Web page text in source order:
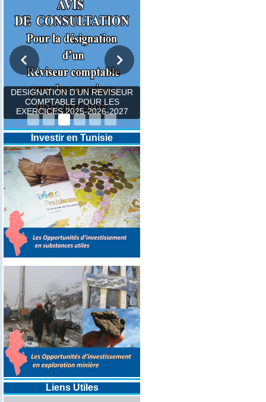
DESIGNATION D’UN REVISEUR
COMPTABLE POUR LES
EXERCICES 2025-2026-2027
Investir en Tunisie
Liens Utiles